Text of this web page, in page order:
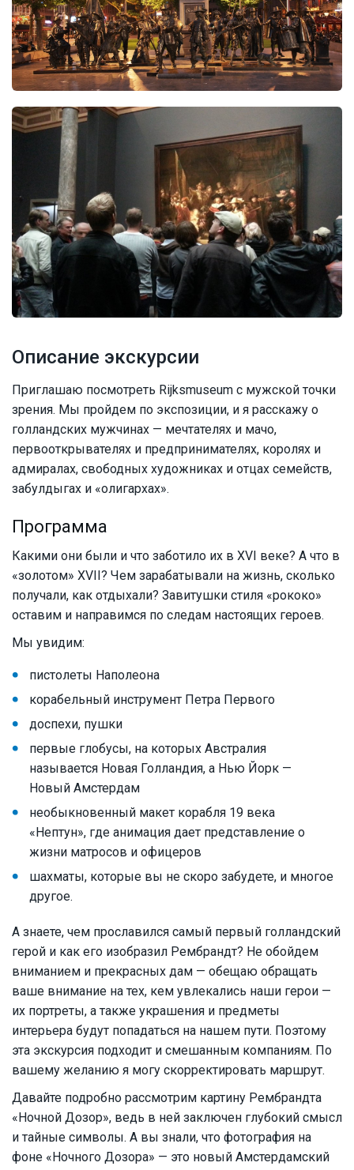
Описание экскурсии
Приглашаю посмотреть Rijksmuseum с мужской точки
зрения. Мы пройдем по экспозиции, и я расскажу о
голландских мужчинах — мечтателях и мачо,
первооткрывателях и предпринимателях, королях и
адмиралах, свободных художниках и отцах семейств,
забулдыгах и «олигархах».
Программа
Какими они были и что заботило их в XVI веке? А что в
«золотом» XVII? Чем зарабатывали на жизнь, сколько
получали, как отдыхали? Завитушки стиля «рококо»
оставим и направимся по следам настоящих героев.
Мы увидим:
пистолеты Наполеона
корабельный инструмент Петра Первого
доспехи, пушки
первые глобусы, на которых Австралия
называется Новая Голландия, а Нью Йорк —
Новый Амстердам
необыкновенный макет корабля 19 века
«Нептун», где анимация дает представление о
жизни матросов и офицеров
шахматы, которые вы не скоро забудете, и многое
другое.
А знаете, чем прославился самый первый голландский
герой и как его изобразил Рембрандт? Не обойдем
вниманием и прекрасных дам — обещаю обращать
ваше внимание на тех, кем увлекались наши герои —
их портреты, а также украшения и предметы
интерьера будут попадаться на нашем пути. Поэтому
эта экскурсия подходит и смешанным компаниям. По
вашему желанию я могу скорректировать маршрут.
Давайте подробно рассмотрим картину Рембрандта
«Ночной Дозор», ведь в ней заключен глубокий смысл
и тайные символы. А вы знали, что фотография на
фоне «Ночного Дозора» — это новый Амстердамский